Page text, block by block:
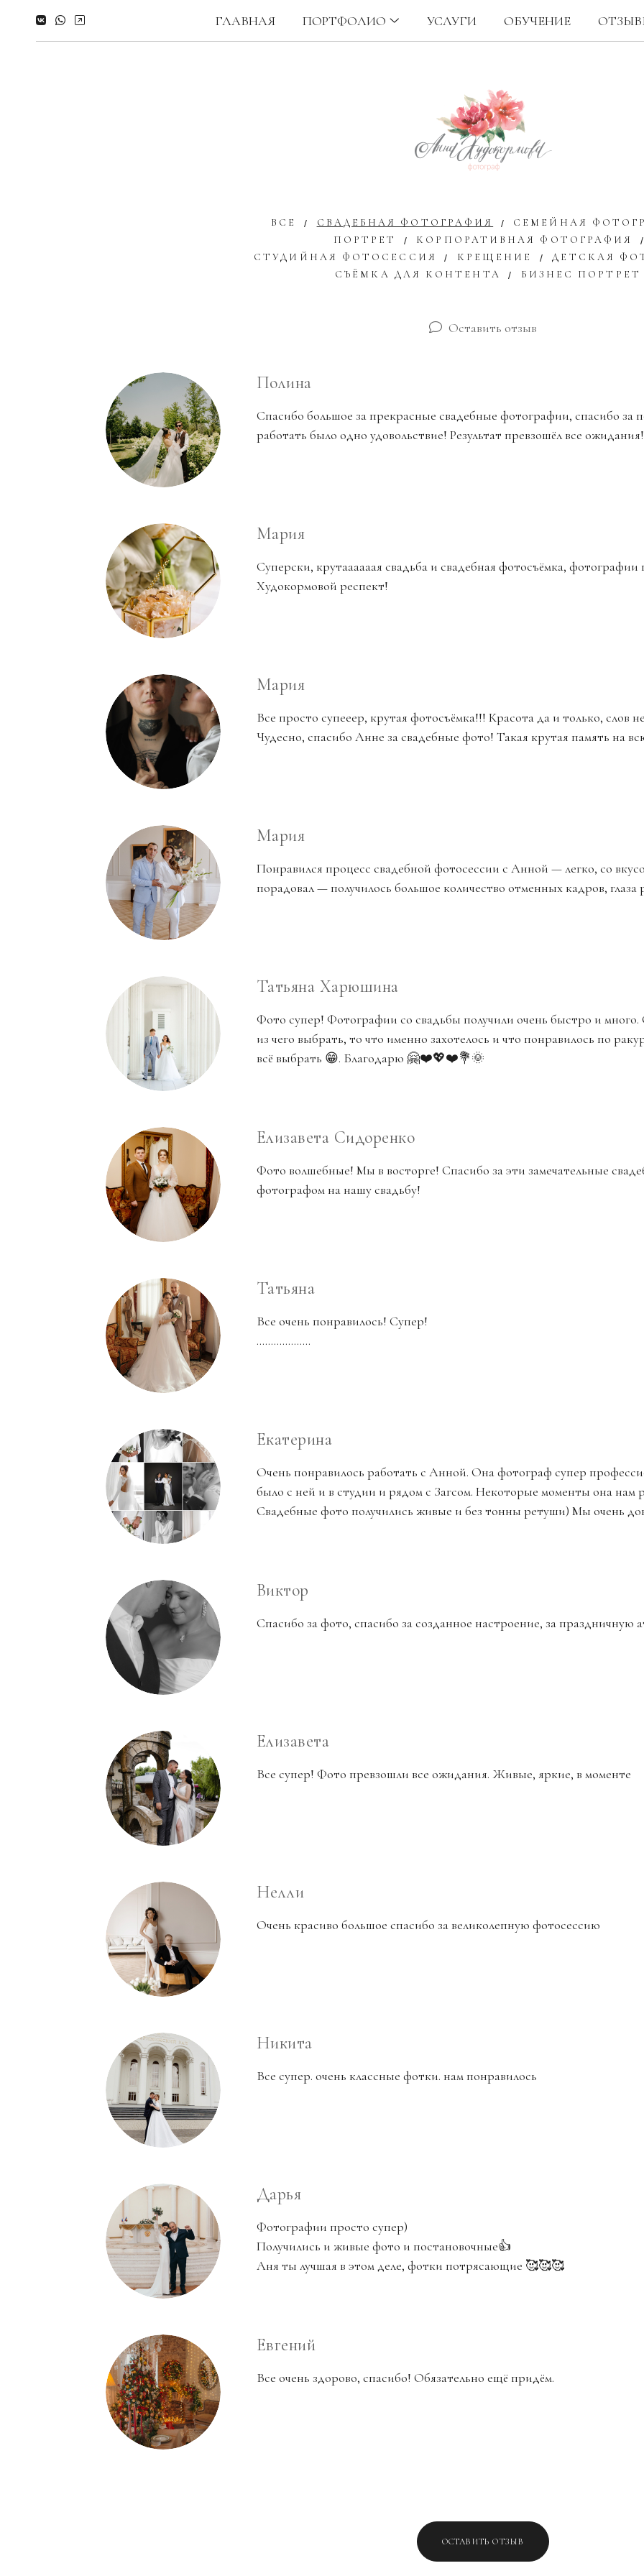
ГЛАВНАЯ ПОРТФОЛИО УСЛУГИ ОБУЧЕНИЕ
ВСЕ СВАДЕБНАЯ ФОТОГРАФИЯ
СЕМЕЙНАЯ
ПОРТРЕТ
КОРПОРАТИВНАЯ ФОТОГРАФИЯ
СТУДИЙНАЯ ФОТОСЕССИЯ
КРЕЩЕНИЕ
ДЕТСКАЯ
СЪЁМКА ДЛЯ КОНТЕНТА
БИЗНЕС ПОРТРЕТ
Оставить отзыв
Полина
Спасибо большое за прекрасные свадебные фотографии, спасибо за
работать было одно удовольствие! Результат превзошёл все
Мария
Суперски, крутаааааая свадьба и свадебная фотосъёмка,
Худокормовой респект!
Мария
Все просто супееер, крутая фотосъёмка!!! Красота да и только, слов
Чудесно, спасибо Анне за свадебные фото! Такая крутая память на
Мария
Понравился процесс свадебной фотосессии с Анной — легко, со
порадовал — получилось большое количество отменных кадров, глаза
Татьяна Харюшина
Фото супер! Фотографии со свадьбы получили очень быстро и много.
из чего выбрать, то что именно захотелось и что понравилось по
всё выбрать 😁. Благодарю 🤗❤️💖❤️💐🌞
Елизавета Сидоренко
Фото волшебные! Мы в восторге! Спасибо за эти замечательные
фотографом на нашу свадьбу!
Татьяна
Все очень понравилось! Супер!
...................
Екатерина
Очень понравилось работать с Анной. Она фотограф супер
было с ней и в студии и рядом с Загсом. Некоторые моменты она нам
Свадебные фото получились живые и без тонны ретуши) Мы очень
Виктор
Спасибо за фото, спасибо за созданное настроение, за праздничную
Елизавета
Все супер! Фото превзошли все ожидания. Живые, яркие, в моменте
Нелли
Очень красиво большое спасибо за великолепную фотосессию
Никита
Все супер. очень классные фотки. нам понравилось
Дарья
Фотографии просто супер)
Получились и живые фото и постановочные👍
Аня ты лучшая в этом деле, фотки потрясающие 🥰🥰🥰
Евгений
Все очень здорово, спасибо! Обязательно ещё придём.
ОСТАВИТЬ ОТЗЫВ